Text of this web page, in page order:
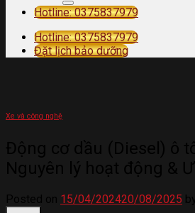
Hotline: 0375837979
Hotline: 0375837979
Đặt lịch bảo dưỡng
Xe và công nghệ
15/04/202420/08/2025